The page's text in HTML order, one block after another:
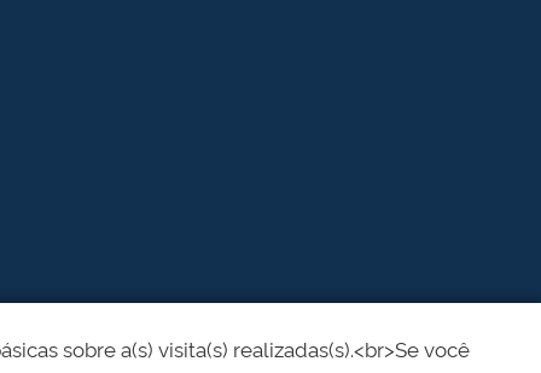
sobre a(s) visita(s) realizadas(s).<br>Se você